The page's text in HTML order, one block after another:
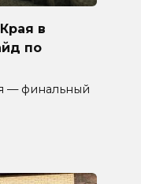
в
по
— финальный